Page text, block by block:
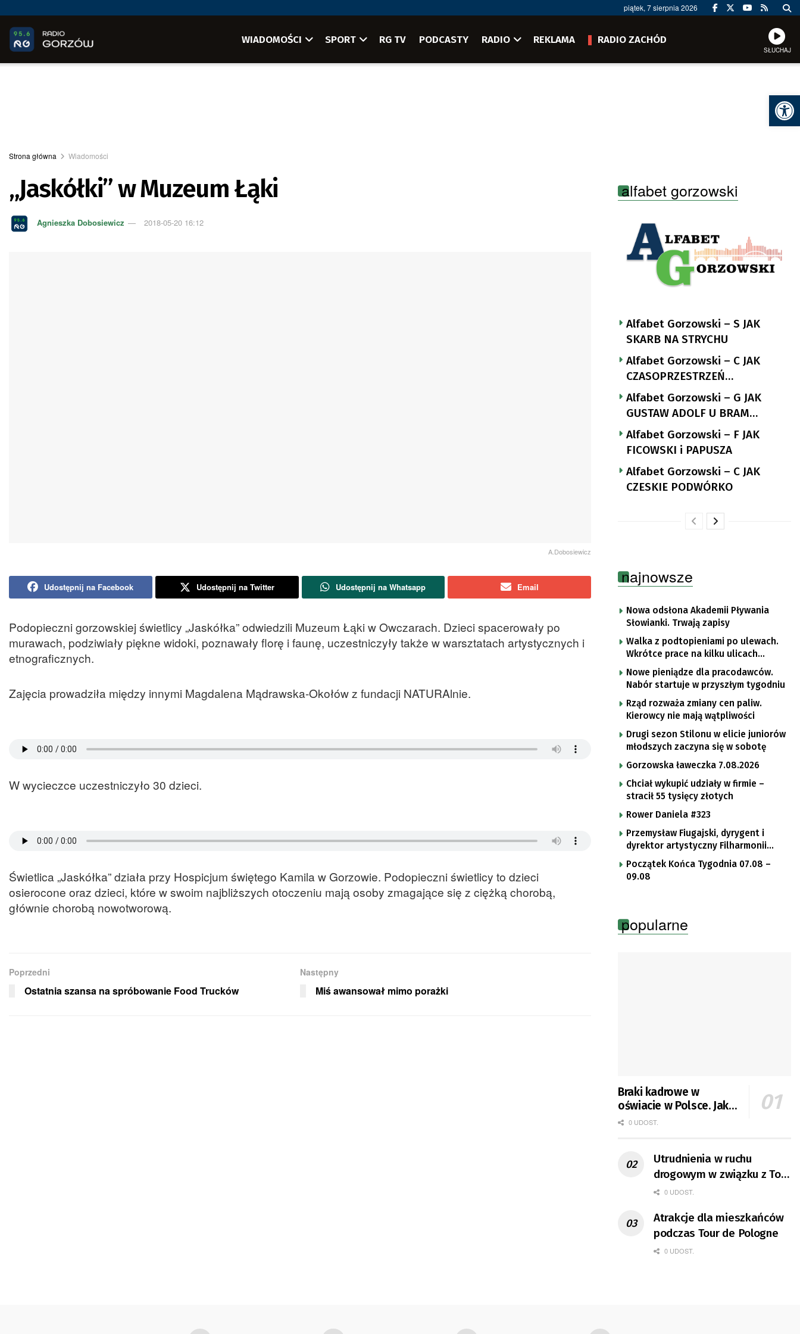
piątek, 7 sierpnia 2026
WIADOMOŚCI SPORT RG TV PODCASTY RADIO REKLAMA RADIO ZACHÓD
SŁUCHAJ
Strona główna Wiadomości
„Jaskółki” w Muzeum Łąki
Agnieszka Dobosiewicz 2018-05-20 16:12
A.Dobosiewicz
Udostępnij na Facebook Udostępnij na Twitter Udostępnij na Whatsapp Email
Podopieczni gorzowskiej świetlicy „Jaskółka” odwiedzili Muzeum Łąki w Owczarach. Dzieci spacerowały po
murawach, podziwiały piękne widoki, poznawały florę i faunę, uczestniczyły także w warsztatach artystycznych i
etnograficznych.
Zajęcia prowadziła między innymi Magdalena Mądrawska-Okołów z fundacji NATURAlnie.
W wycieczce uczestniczyło 30 dzieci.
Świetlica „Jaskółka” działa przy Hospicjum świętego Kamila w Gorzowie. Podopieczni świetlicy to dzieci
osierocone oraz dzieci, które w swoim najbliższych otoczeniu mają osoby zmagające się z ciężką chorobą,
głównie chorobą nowotworową.
Poprzedni
Ostatnia szansa na spróbowanie Food Trucków
Następny
Miś awansował mimo porażki
alfabet gorzowski
Alfabet Gorzowski – S JAK
SKARB NA STRYCHU
Alfabet Gorzowski – C JAK
CZASOPRZESTRZEŃ
NUTTGENSA
Alfabet Gorzowski – G JAK
GUSTAW ADOLF U BRAM
LANDSBERGA
Alfabet Gorzowski – F JAK
FICOWSKI i PAPUSZA
Alfabet Gorzowski – C JAK
CZESKIE PODWÓRKO
najnowsze
Nowa odsłona Akademii Pływania
Słowianki. Trwają zapisy
Walka z podtopieniami po ulewach.
Wkrótce prace na kilku ulicach
Gorzowa
Nowe pieniądze dla pracodawców.
Nabór startuje w przyszłym tygodniu
Rząd rozważa zmiany cen paliw.
Kierowcy nie mają wątpliwości
Drugi sezon Stilonu w elicie juniorów
młodszych zaczyna się w sobotę
Gorzowska ławeczka 7.08.2026
Chciał wykupić udziały w firmie –
stracił 55 tysięcy złotych
Rower Daniela #323
Przemysław Fiugajski, dyrygent i
dyrektor artystyczny Filharmonii
Gorzowskiej
Początek Końca Tygodnia 07.08 –
09.08
popularne
Braki kadrowe w
oświacie w Polsce. Jak
jest w Gorzowie?
0 UDOST.
Utrudnienia w ruchu
drogowym w związku z Tour
de Pologne
0 UDOST.
Atrakcje dla mieszkańców
podczas Tour de Pologne
0 UDOST.